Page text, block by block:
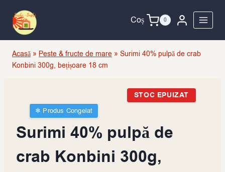
content
Coș 0
Acasă » Peste & fructe de mare » Surimi 40% pulpă de crab
Konbini 300g, bețișoare 18 cm
❄︎ Produs Congelat
STOC EPUIZAT
Surimi 40% pulpă de
crab Konbini 300g,